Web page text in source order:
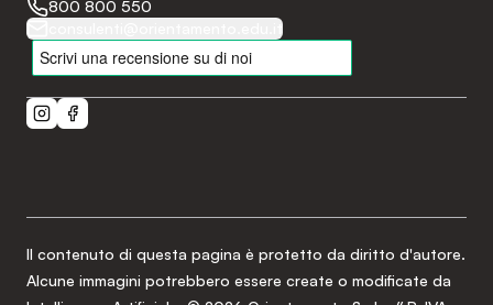
800 800 550
consulenti@orientamento.edu.it
Il contenuto di questa pagina è protetto da diritto d'autore.
Alcune immagini potrebbero essere create o modificate da